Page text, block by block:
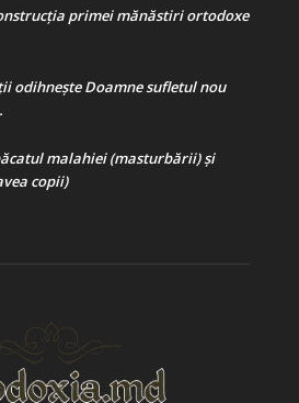
primei mănăstiri ortodoxe
odihnește Doamne sufletul nou
malahiei (masturbării) şi
copii)